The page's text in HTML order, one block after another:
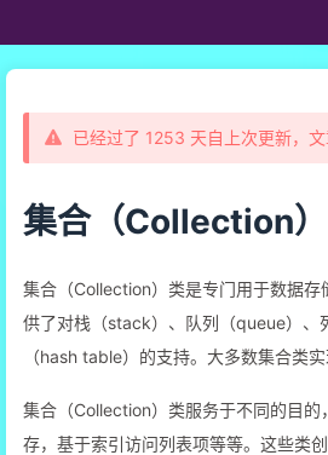
已经过了 1253 天自上次更新，文
集合（Collection）
集合（Collection）类是专门用于数据存
供了对栈（stack）、队列（queue）、
（hash table）的支持。大多数集合类实
集合（Collection）类服务于不同的目的
存，基于索引访问列表项等等。这些类